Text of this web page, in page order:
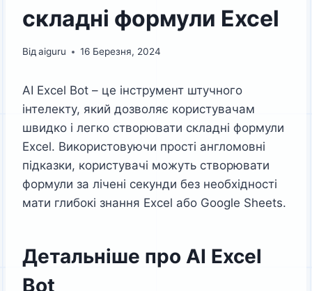
складні формули Excel
Відaiguru 16 Березня, 2024
AI Excel Bot – це інструмент штучного
інтелекту, який дозволяє користувачам
швидко і легко створювати складні формули
Excel. Використовуючи прості англомовні
підказки, користувачі можуть створювати
формули за лічені секунди без необхідності
мати глибокі знання Excel або Google Sheets.
Детальніше про AI Excel
Bot